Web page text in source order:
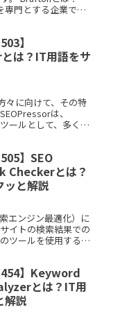
門とする企業であ
】
は？IT用語をサ
々に向けて、その特
は、
ールとして、多くの
】SEO
Checkerとは？
ッと解説
エンジン最適化）に
イトの検索結果での
ツールを使用するこ
】Keyword
とは？IT用
解説